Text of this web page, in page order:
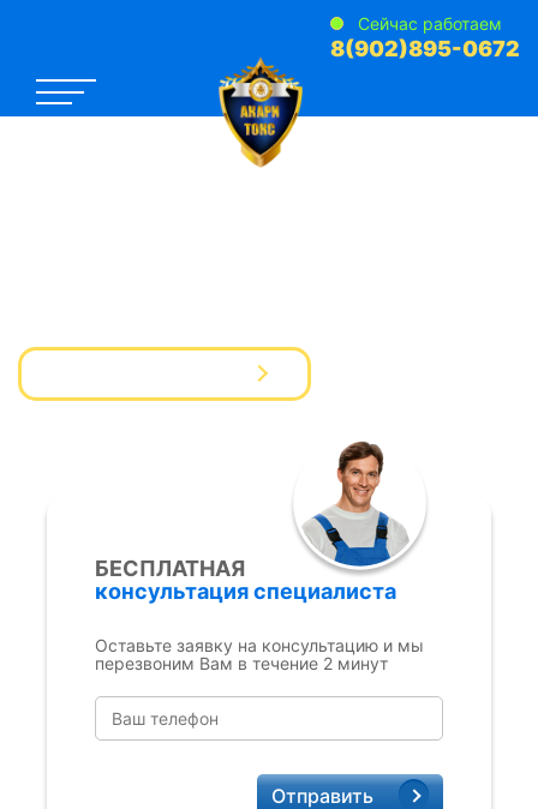
Сейчас работаем
8(902)895-0672
БЕСПЛАТНАЯ
консультация специалиста
Оставьте заявку на консультацию и мы
перезвоним Вам в течение 2 минут
Отправить